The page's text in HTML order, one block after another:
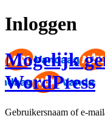
Inloggen
Mogelijk
WordPress
Gebruikersnaam of e-